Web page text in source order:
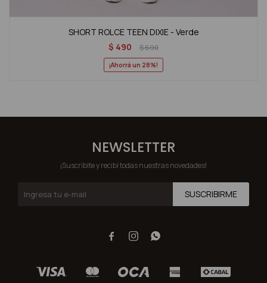
SHORT ROLCE TEEN DIXIE - Verde
$ 490 $690
28
NEWSLETTER
¡Suscribite y recibí todas nuestras novedades!
SUSCRIBIRME
  